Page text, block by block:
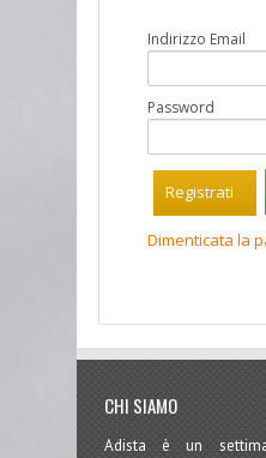
Indirizzo Email
Password
Registrati
Dimenticata la
CHI SIAMO
Adista è un